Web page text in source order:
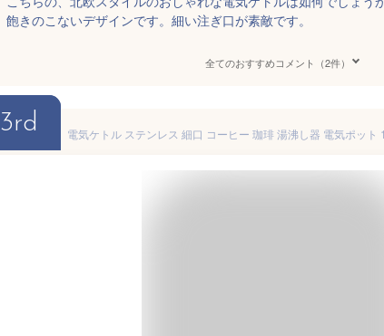
飽きのこないデザインです。細い注ぎ口が素敵です。
全てのおすすめコメント（2件）
3rd